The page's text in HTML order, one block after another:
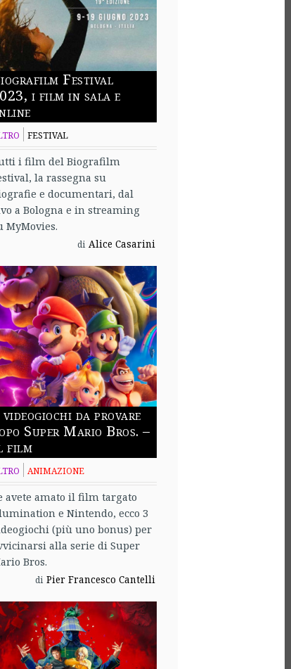
Festival
i film in sala e
FESTIVAL
i film del Biografilm
la rassegna su
e documentari, dal
a Bologna e in streaming
MyMovies.
di Alice Casarini
da provare
Super Mario Bros. –
film
ANIMAZIONE
avete amato il film targato
e Nintendo, ecco 3
(più uno bonus) per
alla serie di Super
Bros.
di Pier Francesco Cantelli